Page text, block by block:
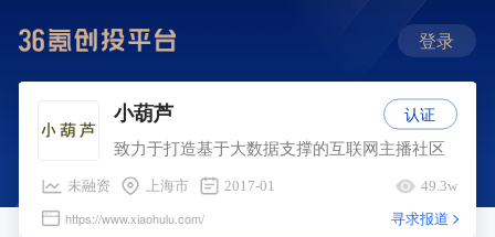
登录
小葫芦
致力于打造基于大数据支撑的互联网主播社区
未融资 上海市 2017-01 49.3w
https://www.xiaohulu.com/ 寻求报道
认证